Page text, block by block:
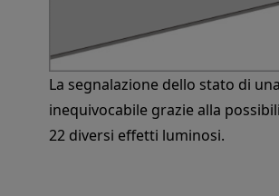
La segnalazione dello stato di
inequivocabile grazie alla
22 diversi effetti luminosi.